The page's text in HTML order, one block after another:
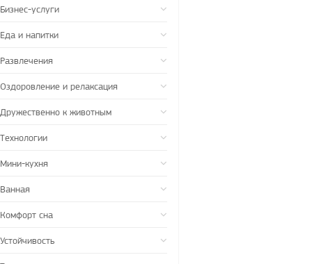
Бизнес-услуги
Еда и напитки
Развлечения
Оздоровление и релаксация
Дружественно к животным
Технологии
Мини-кухня
Ванная
Комфорт сна
Устойчивость